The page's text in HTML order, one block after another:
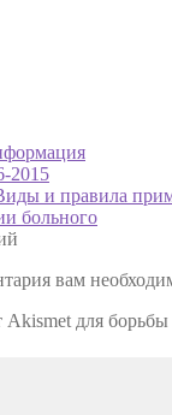
2015
и правила
больного
вам
Akismet для